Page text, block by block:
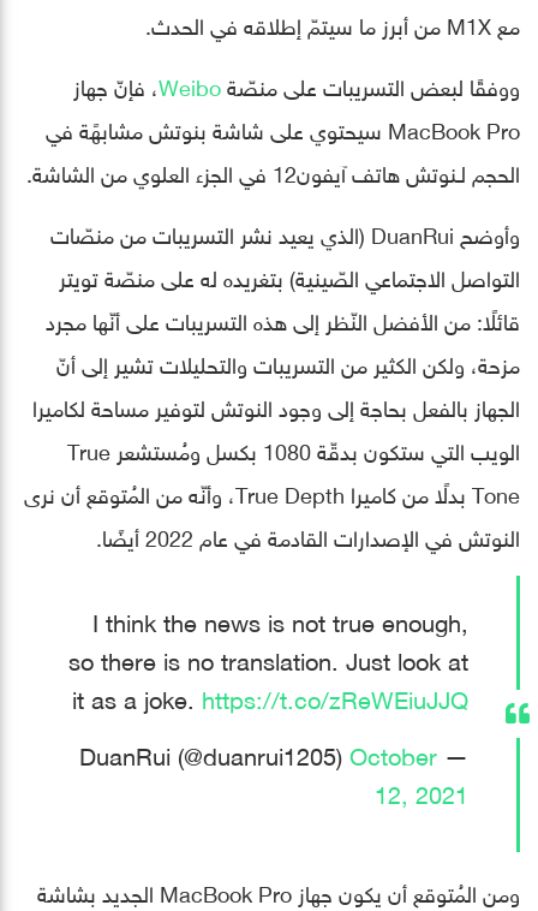
مع M1X من أبرز ما سيتمّ إطلاقه في الحدث.
ووفقًا لبعض التسريبات على منصّةWeibo، فإنّ جهاز
MacBook Pro سيحتوي على شاشة بنوتش مشابهًة في
الحجم لـنوتش هاتف آيفون12 في الجزء العلوي من الشاشة.
وأوضح DuanRui (الذي يعيد نشر التسريبات من منصّات
التواصل الاجتماعي الصّينية) بتغريده له على منصّة تويتر
قائلًا: من الأفضل النّظر إلى هذه التسريبات على أنّها مجرد
مزحة، ولكن الكثير من التسريبات والتحليلات تشير إلى أنّ
الجهاز بالفعل بحاجة إلى وجود النوتش لتوفير مساحة لكاميرا
الويب التي ستكون بدقّة 1080 بكسل ومُستشعر True
Tone بدلًا من كاميرا True Depth، وأنّه من المُتوقع أن نرى
النوتش في الإصدارات القادمة في عام 2022 أيضًا.
I think the news is not true enough,
so there is no translation. Just look at
it as a joke. https://t.co/zReWEiuJJQ
— DuanRui (@duanrui1205)
October
12, 2021
ومن المُتوقع أن يكون جهاز MacBook Pro الجديد بشاشة